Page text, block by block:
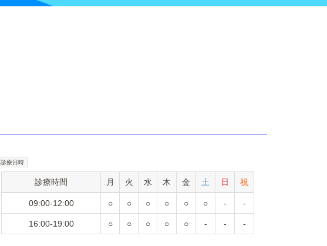
診療日時
診療時間 月 火 水 木 金 土 日 祝
09:00-12:00 ○ ○ ○ ○ ○ ○ - -
16:00-19:00 ○ ○ ○ ○ ○ - - -